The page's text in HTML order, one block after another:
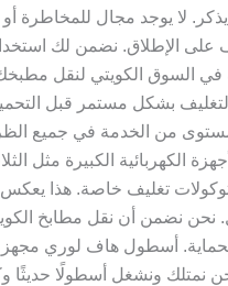
لا يوجد مجال للمخاطرة أو
على الإطلاق. نضمن لك
في السوق الكويتي لنقل
بشكل مستمر قبل
من الخدمة في جميع
الكهربائية الكبيرة مثل
تغليف خاصة. هذا يعكس
نحن نضمن أن نقل مطابخ
أسطول هاف لوري
نمتلك ونشغل أسطولًا حديثًا